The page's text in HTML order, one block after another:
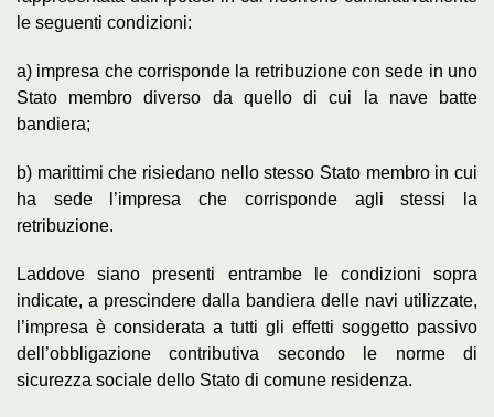
le seguenti condizioni:
a) impresa che corrisponde la retribuzione con sede in uno
Stato membro diverso da quello di cui la nave batte
bandiera;
b) marittimi che risiedano nello stesso Stato membro in cui
ha sede l’impresa che corrisponde agli stessi la
retribuzione.
Laddove siano presenti entrambe le condizioni sopra
indicate, a prescindere dalla bandiera delle navi utilizzate,
l’impresa è considerata a tutti gli effetti soggetto passivo
dell’obbligazione contributiva secondo le norme di
sicurezza sociale dello Stato di comune residenza.